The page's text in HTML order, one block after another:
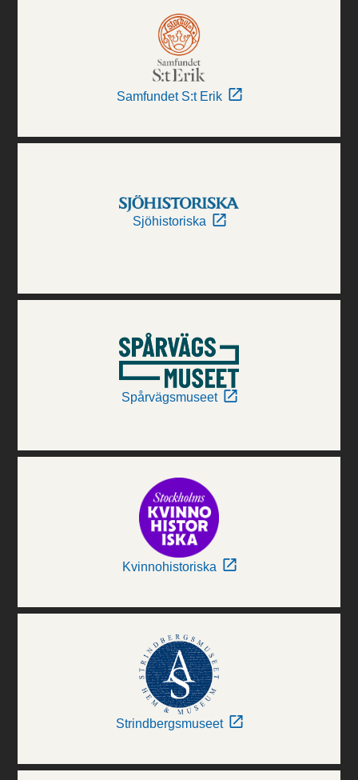
Samfundet S:t Erik
Sjöhistoriska
Spårvägsmuseet
Kvinnohistoriska
Strindbergsmuseet